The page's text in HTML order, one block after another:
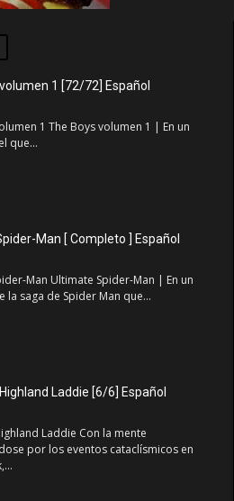
1 [72/72] Español
1 The Boys volumen 1 | En un
que...
Man [ Completo ] Español
Man Ultimate Spider-Man | En un
la saga de Spider Man que...
Laddie [6/6] Español
Laddie Con la mente
por los eventos cataclísmicos en